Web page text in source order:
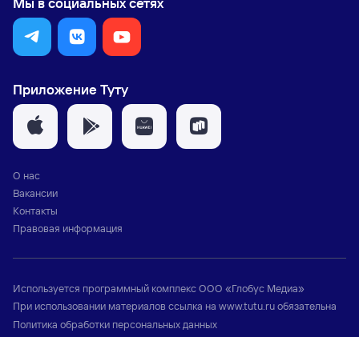
Приложение Туту
О нас
Вакансии
Контакты
Правовая информация
Используется программный комплексООО «Глобус Медиа»
При использовании материалов ссылка на www.tutu.ruобязательна
Политика обработки персональных данных